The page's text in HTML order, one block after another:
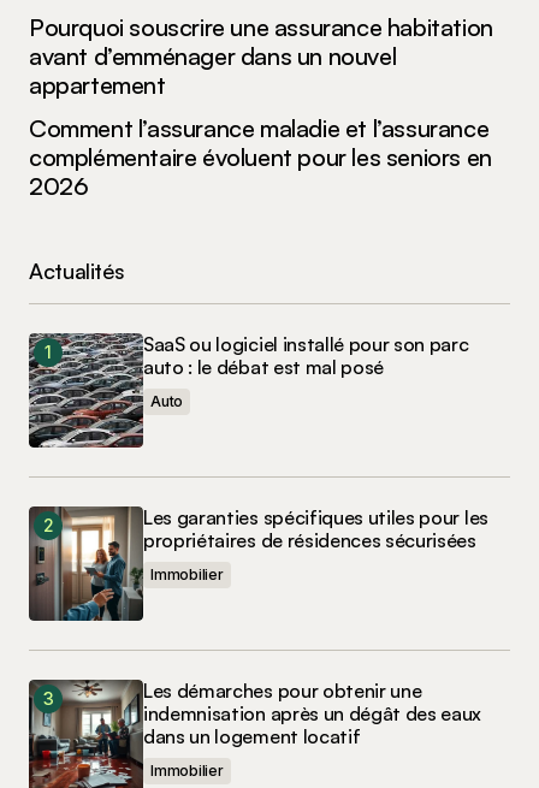
Pourquoi souscrire une assurance habitation
avant d’emménager dans un nouvel
appartement
Comment l’assurance maladie et l’assurance
complémentaire évoluent pour les seniors en
2026
Actualités
SaaS ou logiciel installé pour son parc
auto : le débat est mal posé
Auto
Les garanties spécifiques utiles pour les
propriétaires de résidences sécurisées
Immobilier
Les démarches pour obtenir une
indemnisation après un dégât des eaux
dans un logement locatif
Immobilier